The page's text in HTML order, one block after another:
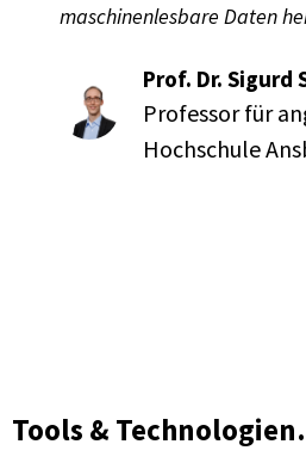
maschinenlesbare Daten
Prof. Dr. Sigurd
Professor für
Hochschule
Tools & Technologien.